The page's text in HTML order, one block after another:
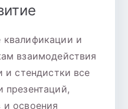
и
взаимодействия
стендистки все
презентаций,
освоения